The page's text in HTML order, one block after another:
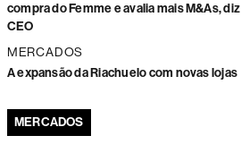
compra do Femme e avalia mais M&As, diz
CEO
MERCADOS
A expansão da Riachuelo com novas lojas
MERCADOS